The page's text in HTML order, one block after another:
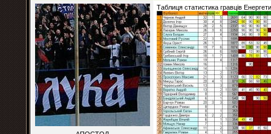
Таблиця статистика гравців